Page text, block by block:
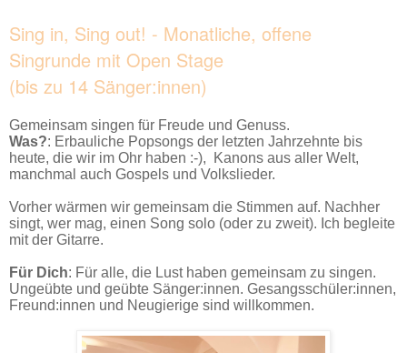
Sing in, Sing out! - Monatliche, offene
Singrunde mit Open Stage
(bis zu 14 Sänger:innen)
Gemeinsam singen für Freude und Genuss.
Was?: Erbauliche Popsongs der letzten Jahrzehnte bis
heute, die wir im Ohr haben :-), Kanons aus aller Welt,
manchmal auch Gospels und Volkslieder.
Vorher wärmen wir gemeinsam die Stimmen auf. Nachher
singt, wer mag, einen Song solo (oder zu zweit). Ich begleite
mit der Gitarre.
Für Dich: Für alle, die Lust haben gemeinsam zu singen.
Ungeübte und geübte Sänger:innen. Gesangsschüler:innen,
Freund:innen und Neugierige sind willkommen.